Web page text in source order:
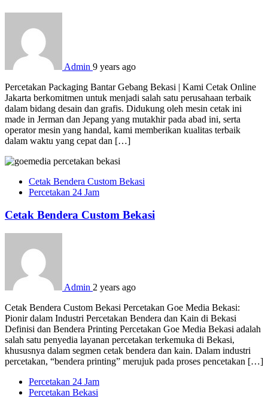
Admin 9 years ago
Percetakan Packaging Bantar Gebang Bekasi | Kami Cetak Online
Jakarta berkomitmen untuk menjadi salah satu perusahaan terbaik
dalam bidang desain dan grafis. Didukung oleh mesin cetak ini
made in Jerman dan Jepang yang mutakhir pada abad ini, serta
operator mesin yang handal, kami memberikan kualitas terbaik
dalam waktu yang cepat dan […]
Cetak Bendera Custom Bekasi
Percetakan 24 Jam
Cetak Bendera Custom Bekasi
Admin 2 years ago
Cetak Bendera Custom Bekasi Percetakan Goe Media Bekasi:
Pionir dalam Industri Percetakan Bendera dan Kain di Bekasi
Definisi dan Bendera Printing Percetakan Goe Media Bekasi adalah
salah satu penyedia layanan percetakan terkemuka di Bekasi,
khususnya dalam segmen cetak bendera dan kain. Dalam industri
percetakan, “bendera printing” merujuk pada proses pencetakan […]
Percetakan 24 Jam
Percetakan Bekasi